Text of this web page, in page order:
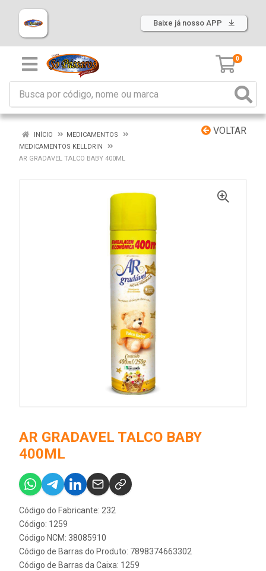
Baixe já nosso APP
0
VOLTAR
INÍCIO
MEDICAMENTOS
MEDICAMENTOS KELLDRIN
AR GRADAVEL TALCO BABY 400ML
AR GRADAVEL TALCO BABY
400ML
Código do Fabricante: 232
Código: 1259
Código NCM: 38085910
Código de Barras do Produto: 7898374663302
Código de Barras da Caixa: 1259